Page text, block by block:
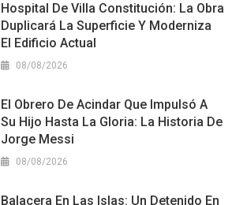
Hospital De Villa Constitución: La Obra
Duplicará La Superficie Y Moderniza
El Edificio Actual
08/08/2026
El Obrero De Acindar Que Impulsó A
Su Hijo Hasta La Gloria: La Historia De
Jorge Messi
08/08/2026
Balacera En Las Islas: Un Detenido En